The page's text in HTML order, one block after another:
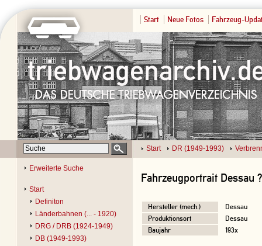
Start Neue Fotos Fahrzeug-
Start DR (1949-1993)
Erweiterte Suche
Start
Definiton
Länderbahnen (... - 1920)
DRG / DRB (1924-1949)
DB (1949-1993)
Fahrzeugportrait Dessau ?
Hersteller (mech.)
Dessau
Produktionsort
Dessau
Baujahr
193x